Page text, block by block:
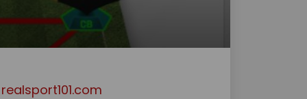
realsport101.com